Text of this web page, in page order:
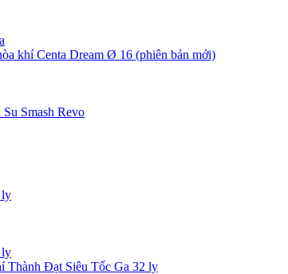
khí Centa Dream Ø 16 (phiên bản mới)
Smash Revo
ly
ly
Thành Đạt Siêu Tốc Ga 32 ly